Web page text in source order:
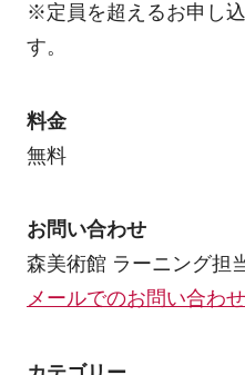
※定員を超えるお申し
す。
料金
無料
お問い合わせ
森美術館 ラーニング担
メールでのお問い合わせ